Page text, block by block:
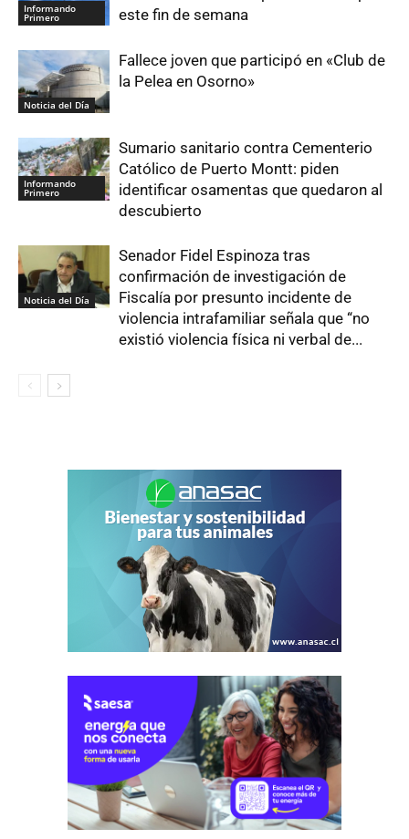
Informando
Primero
este fin de semana
Noticia del Día
Fallece joven que participó en «Club de
la Pelea en Osorno»
Informando
Primero
Sumario sanitario contra Cementerio
Católico de Puerto Montt: piden
identificar osamentas que quedaron al
descubierto
Noticia del Día
Senador Fidel Espinoza tras
confirmación de investigación de
Fiscalía por presunto incidente de
violencia intrafamiliar señala que “no
existió violencia física ni verbal de...